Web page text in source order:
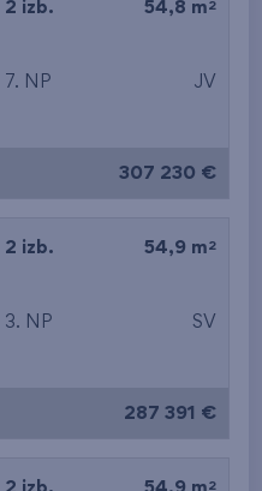
2 izb. 54,8 m 2
7. NP JV
307 230 €
2 izb. 54,9 m 2
3. NP SV
287 391 €
2